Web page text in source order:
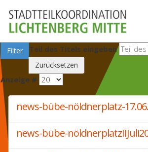
Teil des Titels eingeben
Filter
Zurücksetzen
Anzeige #
news-bübe-nöldnerplatz-
news-bübe-